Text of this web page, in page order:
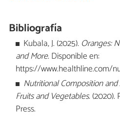
Bibliografía
Kubala, J. (2025). Oranges:
and More. Disponible en:
https://www.healthline.com/
Nutritional Composition
Fruits and Vegetables. (2020).
Press.